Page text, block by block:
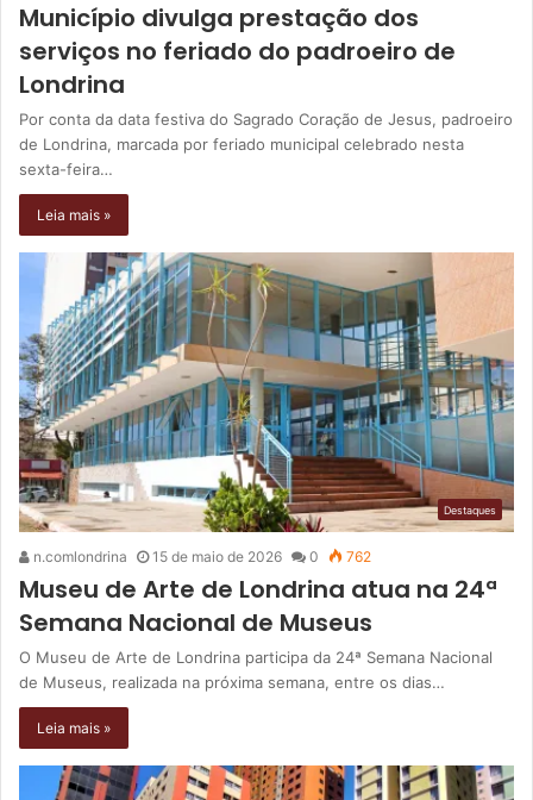
Município divulga prestação dos
serviços no feriado do padroeiro de
Londrina
Por conta da data festiva do Sagrado Coração de Jesus, padroeiro
de Londrina, marcada por feriado municipal celebrado nesta
sexta-feira…
Leia mais »
Destaques
n.comlondrina 15 de maio de 2026 0 762
Museu de Arte de Londrina atua na 24ª
Semana Nacional de Museus
O Museu de Arte de Londrina participa da 24ª Semana Nacional
de Museus, realizada na próxima semana, entre os dias…
Leia mais »